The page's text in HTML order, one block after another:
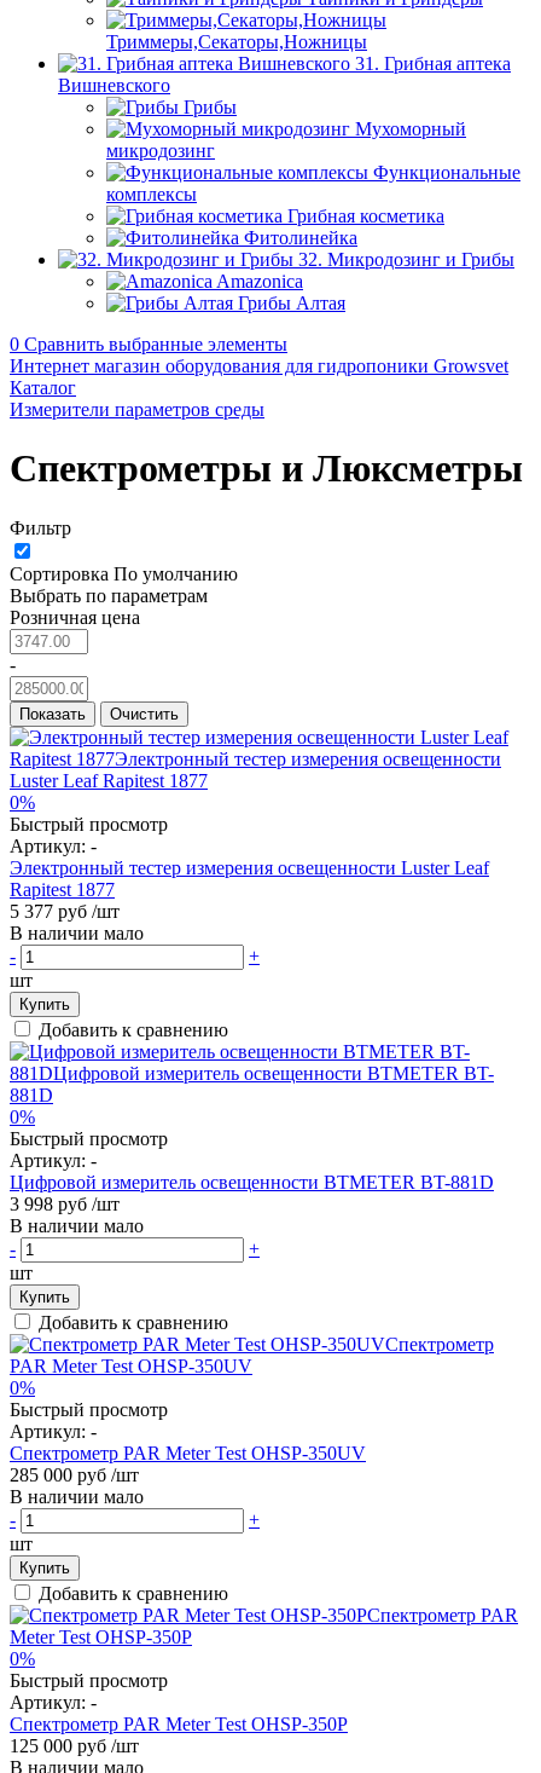
Триммеры,Секаторы,Ножницы
31. Грибная аптека
Вишневского
Грибы
Мухоморный
микродозинг
Функциональные
комплексы
Грибная косметика
Фитолинейка
32. Микродозинг и Грибы
Amazonica
Грибы Алтая
0 Сравнить выбранные элементы
Интернет магазин оборудования для гидропоники Growsvet
Каталог
Измерители параметров среды
Спектрометры и Люксметры
Фильтр
Сортировка По умолчанию
Выбрать по параметрам
Розничная цена
-
Показать Очистить
0%
Быстрый просмотр
Артикул: -
Электронный тестер измерения освещенности Luster Leaf
Rapitest 1877
5 377 руб /шт
В наличии мало
-
+
шт
Купить
Добавить к сравнению
0%
Быстрый просмотр
Артикул: -
Цифровой измеритель освещенности BTMETER BT-881D
3 998 руб /шт
В наличии мало
-
+
шт
Купить
Добавить к сравнению
0%
Быстрый просмотр
Артикул: -
Спектрометр PAR Meter Test OHSP-350UV
285 000 руб /шт
В наличии мало
-
+
шт
Купить
Добавить к сравнению
0%
Быстрый просмотр
Артикул: -
Спектрометр PAR Meter Test OHSP-350P
125 000 руб /шт
В наличии мало